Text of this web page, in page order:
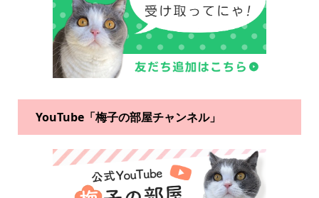
YouTube「梅子の部屋チャンネル」